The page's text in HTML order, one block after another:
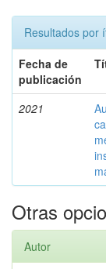
Resultados por
Fecha de
publicación
2021
Otras
Autor